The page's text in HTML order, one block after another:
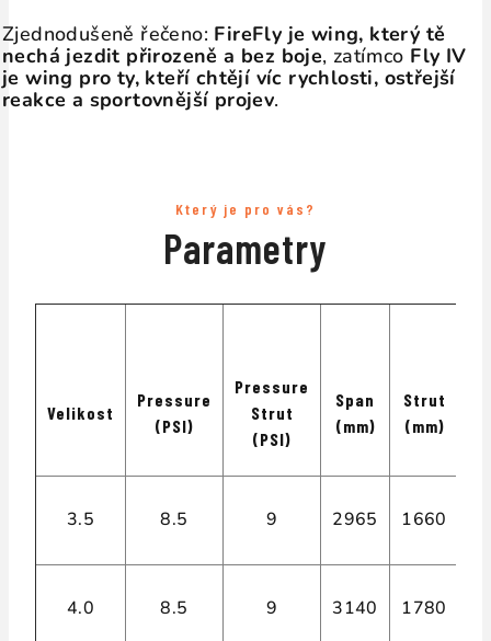
Zjednodušeně řečeno: FireFly je wing, který tě
nechá jezdit přirozeně a bez boje, zatímco Fly IV
je wing pro ty, kteří chtějí víc rychlosti, ostřejší
reakce a sportovnější projev.
Který je pro vás?
Parametry
Velikost
Pressure
(PSI)
Pressure
Strut
(PSI)
Span
(mm)
Strut
(mm)
3.5 8.5 9 2965 1660
4.0 8.5 9 3140 1780